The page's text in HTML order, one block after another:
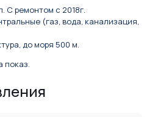
С ремонтом с 2018г.
(гaз, вода, канализация,
до моря 500 м.
показ.